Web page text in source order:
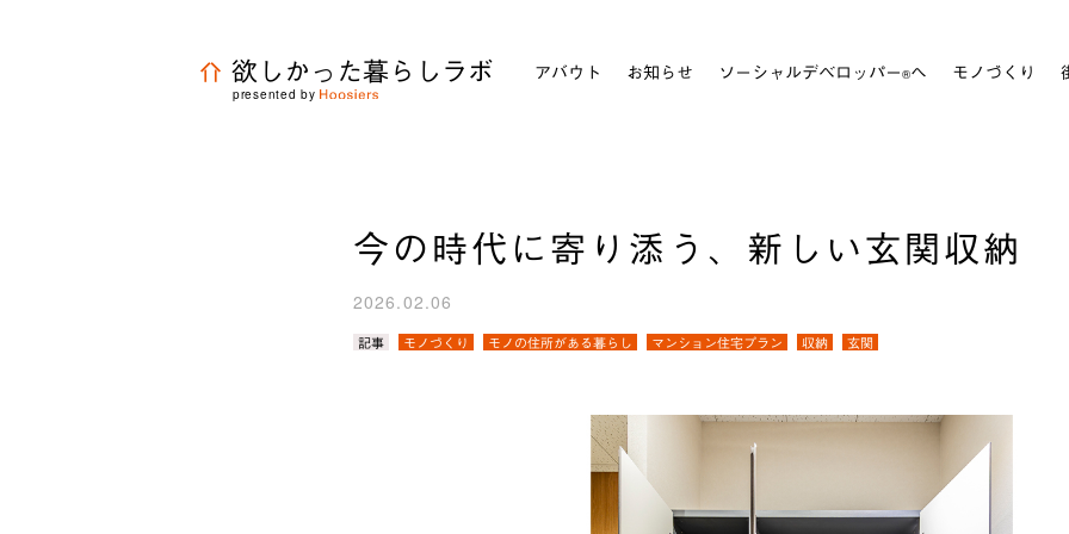
欲しかった暮らしラボ
presented by
アバウト お知らせ ソーシャルデベロッパー®へ モノづくり
今の時代に寄り添う、新しい玄関収納
2026.02.06
カ
記事 モノづくり モノの住所がある暮らし マンション住宅プラン 収納 玄関